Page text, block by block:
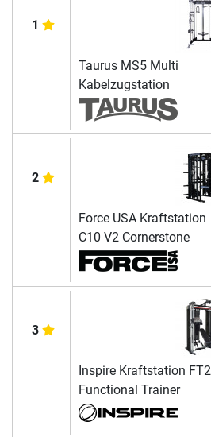
1
Taurus MS5 Multi
Kabelzugstation
2
Force USA Kraftstation
C10 V2 Cornerstone
3
Inspire Kraftstation FT2
Functional Trainer